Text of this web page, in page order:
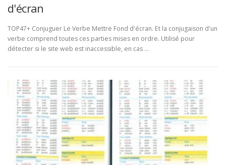
d'écran
TOP47+ Conjuguer Le Verbe Mettre Fond d'écran. Et la conjugaison d'un
verbe comprend toutes ces parties mises en ordre. Utilisé pour
détecter si le site web est inaccessible, en cas …